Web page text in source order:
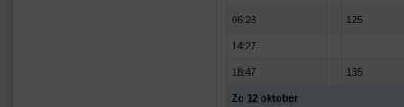
06:28 125
14:27
18:47 135
Zo 12 oktober